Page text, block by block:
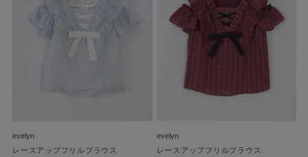
evelyn
レースアップフリルブラウス
evelyn
レースアップフリルブラウス